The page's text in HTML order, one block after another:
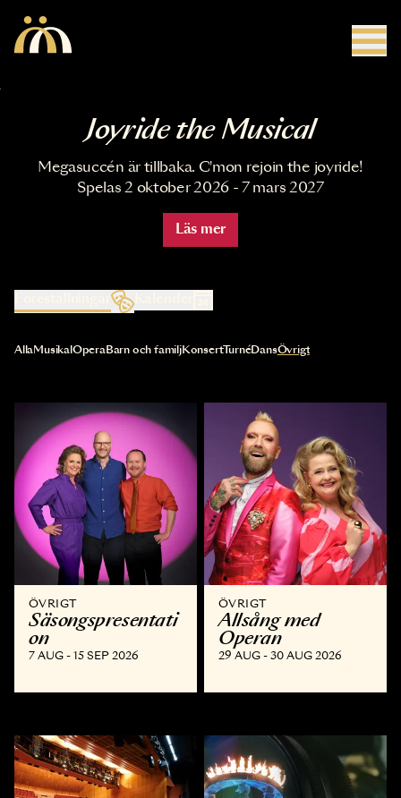
Joyride the Musical
Megasuccén är tillbaka. C'mon rejoin the joyride!
Spelas 2 oktober 2026 - 7 mars 2027
Läs mer
Kalender
Val av kategori uppdaterar innehållet automatiskt
AllaMusikal OperaBarn och familjKonsertTurnéDansÖvrigt
ÖVRIGT
Säsongspresentati
on
7 AUG - 15 SEP 2026
ÖVRIGT
Allsång med
Operan
29 AUG - 30 AUG 2026